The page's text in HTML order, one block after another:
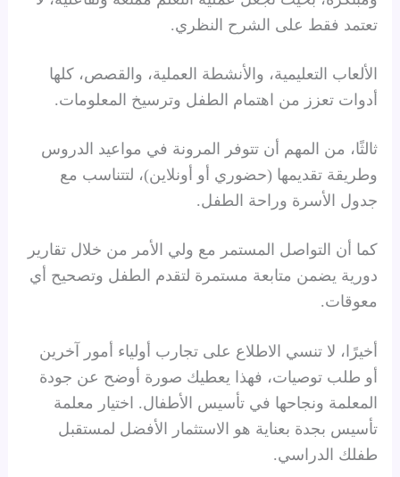
تعتمد فقط على الشرح النظري.
الألعاب التعليمية، والأنشطة العملية، والقصص، كلها
أدوات تعزز من اهتمام الطفل وترسيخ المعلومات.
ثالثًا، من المهم أن تتوفر المرونة في مواعيد الدروس
وطريقة تقديمها (حضوري أو أونلاين)، لتتناسب مع
جدول الأسرة وراحة الطفل.
كما أن التواصل المستمر مع ولي الأمر من خلال تقارير
دورية يضمن متابعة مستمرة لتقدم الطفل وتصحيح أي
معوقات.
أخيرًا، لا تنسي الاطلاع على تجارب أولياء أمور آخرين
أو طلب توصيات، فهذا يعطيك صورة أوضح عن جودة
المعلمة ونجاحها في تأسيس الأطفال. اختيار معلمة
تأسيس بجدة بعناية هو الاستثمار الأفضل لمستقبل
طفلك الدراسي.